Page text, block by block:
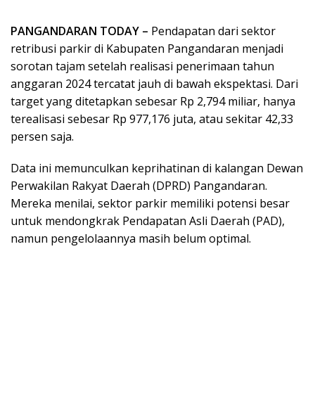
PANGANDARAN TODAY – Pendapatan dari sektor
retribusi parkir di Kabupaten Pangandaran menjadi
sorotan tajam setelah realisasi penerimaan tahun
anggaran 2024 tercatat jauh di bawah ekspektasi. Dari
target yang ditetapkan sebesar Rp 2,794 miliar, hanya
terealisasi sebesar Rp 977,176 juta, atau sekitar 42,33
persen saja.
Data ini memunculkan keprihatinan di kalangan Dewan
Perwakilan Rakyat Daerah (DPRD) Pangandaran.
Mereka menilai, sektor parkir memiliki potensi besar
untuk mendongkrak Pendapatan Asli Daerah (PAD),
namun pengelolaannya masih belum optimal.